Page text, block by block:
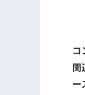
コ
関
ー